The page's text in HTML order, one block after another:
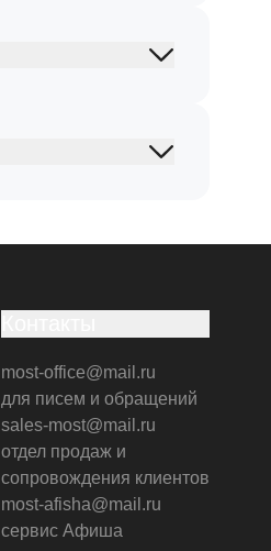
most-office@mail.ru
для писем и обращений
sales-most@mail.ru
отдел продаж и
сопровождения клиентов
most-afisha@mail.ru
сервис Афиша